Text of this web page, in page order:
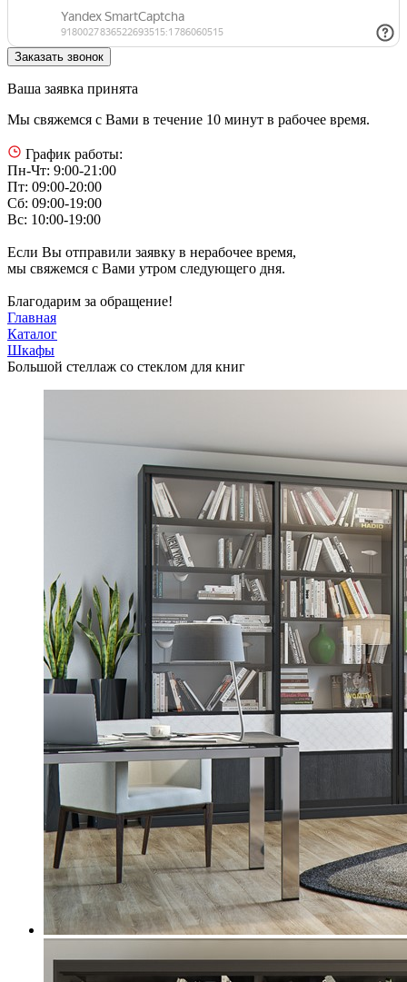
Ваша заявка принята
Мы свяжемся с Вами в течение 10 минут в рабочее время.
График работы:
Пн-Чт: 9:00-21:00
Пт: 09:00-20:00
Сб: 09:00-19:00
Вс: 10:00-19:00
Если Вы отправили заявку в нерабочее время,
мы свяжемся с Вами утром следующего дня.
Благодарим за обращение!
Главная
Каталог
Шкафы
Большой стеллаж со стеклом для книг